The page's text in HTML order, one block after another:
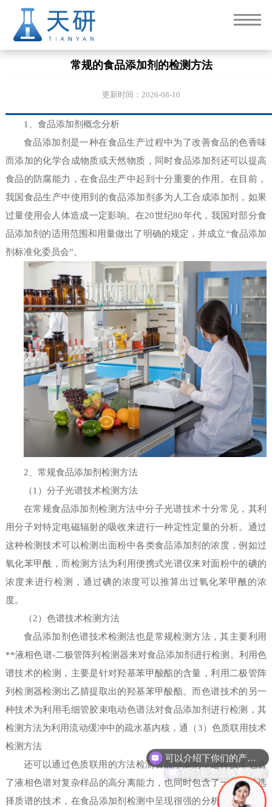
常规的食品添加剂的检测方法
更新时间：2026-08-10
1、食品添加剂概念分析
食品添加剂是一种在食品生产过程中为了改善食品的色香味
而添加的化学合成物质或天然物质，同时食品添加剂还可以提高
食品的防腐能力，在食品生产中起到十分重要的作用。在目前，
我国食品生产中使用到的食品添加剂多为人工合成添加剂，如果
过量使用会人体造成一定影响。在20世纪80年代，我国对部分食
品添加剂的适用范围和用量做出了明确的规定，并成立“食品添加
剂标准化委员会”。
2、常规食品添加剂检测方法
（1）分子光谱技术检测方法
在常规食品添加剂检测方法中分子光谱技术十分常见，其利
用分子对特定电磁辐射的吸收来进行一种定性定量的分析。通过
这种检测技术可以检测出面粉中各类食品添加剂的浓度，例如过
氧化苯甲酰，而检测方法为利用便携式光谱仪来对面粉中的碘的
浓度来进行检测，通过碘的浓度可以推算出过氧化苯甲酰的浓
度。
（2）色谱技术检测方法
食品添加剂色谱技术检测法也是常规检测方法，其主要利用
**液相色谱-二极管阵列检测器来对食品添加剂进行检测。利用色
谱技术的检测，主要是针对羟基苯甲酸酯的含量，利用二极管阵
列检测器检测出乙腈提取出的羟基苯甲酸酯。而色谱技术的另一
种技术为利用毛细管胶束电动色谱法对食品添加剂进行检测，其
检测方法为利用流动缓冲中的疏水基内核，通（3）色质联用技术
检测方法
还可以通过色质联用的方法检测食品添加剂，这种技术包含
了液相色谱对复杂样品的高分离能力，也同时包含了一种独特选
择质谱的技术，在食品添加剂检测中呈现很强的分析能力，可以
你们是怎么收费的呢